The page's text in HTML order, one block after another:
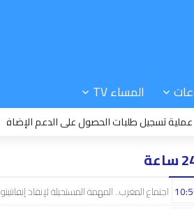
المساء TV
طلبات الحصول على الدعم الإضافي 20:52
اجتماع المغرب.. المهمة المستحيلة لإنقاذ إنفانتينو